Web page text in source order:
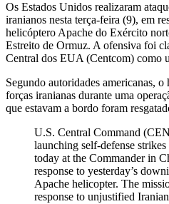
Os Estados Unidos realizaram
iranianos nesta terça-feira (9), em
helicóptero Apache do Exército
Estreito de Ormuz. A ofensiva foi
Central dos EUA (Centcom) como
Segundo autoridades americanas,
forças iranianas durante uma
que estavam a bordo foram
U.S. Central Command
launching self-defense
today at the Commander in
response to yesterday’s
Apache helicopter. The
response to unjustified